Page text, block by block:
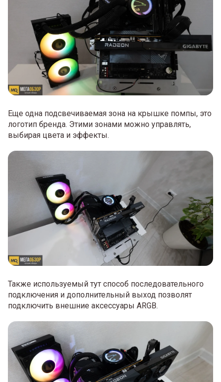
Еще одна подсвечиваемая зона на крышке помпы, это
логотип бренда. Этими зонами можно управлять,
выбирая цвета и эффекты.
Также используемый тут способ последовательного
подключения и дополнительный выход позволят
подключить внешние аксессуары ARGB.